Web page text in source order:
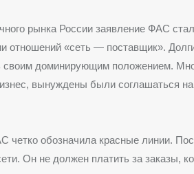
рынка России заявление ФАС
отношений «сеть — поставщик».
своим доминирующим положением.
вынуждены были соглашаться
четко обозначила красные линии.
Он не должен платить за заказы,